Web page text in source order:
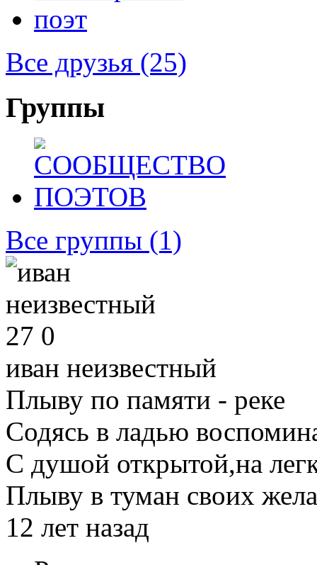
Все друзья (25)
Группы
Все группы (1)
27 0
иван неизвестный
Плыву по памяти - реке
Содясь в ладью
С душой открытой,на
Плыву в туман своих
12 лет назад